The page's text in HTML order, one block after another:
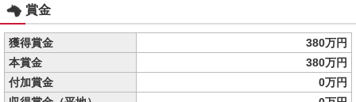
賞金
獲得賞金
380万円
本賞金
380万円
付加賞金
0万円